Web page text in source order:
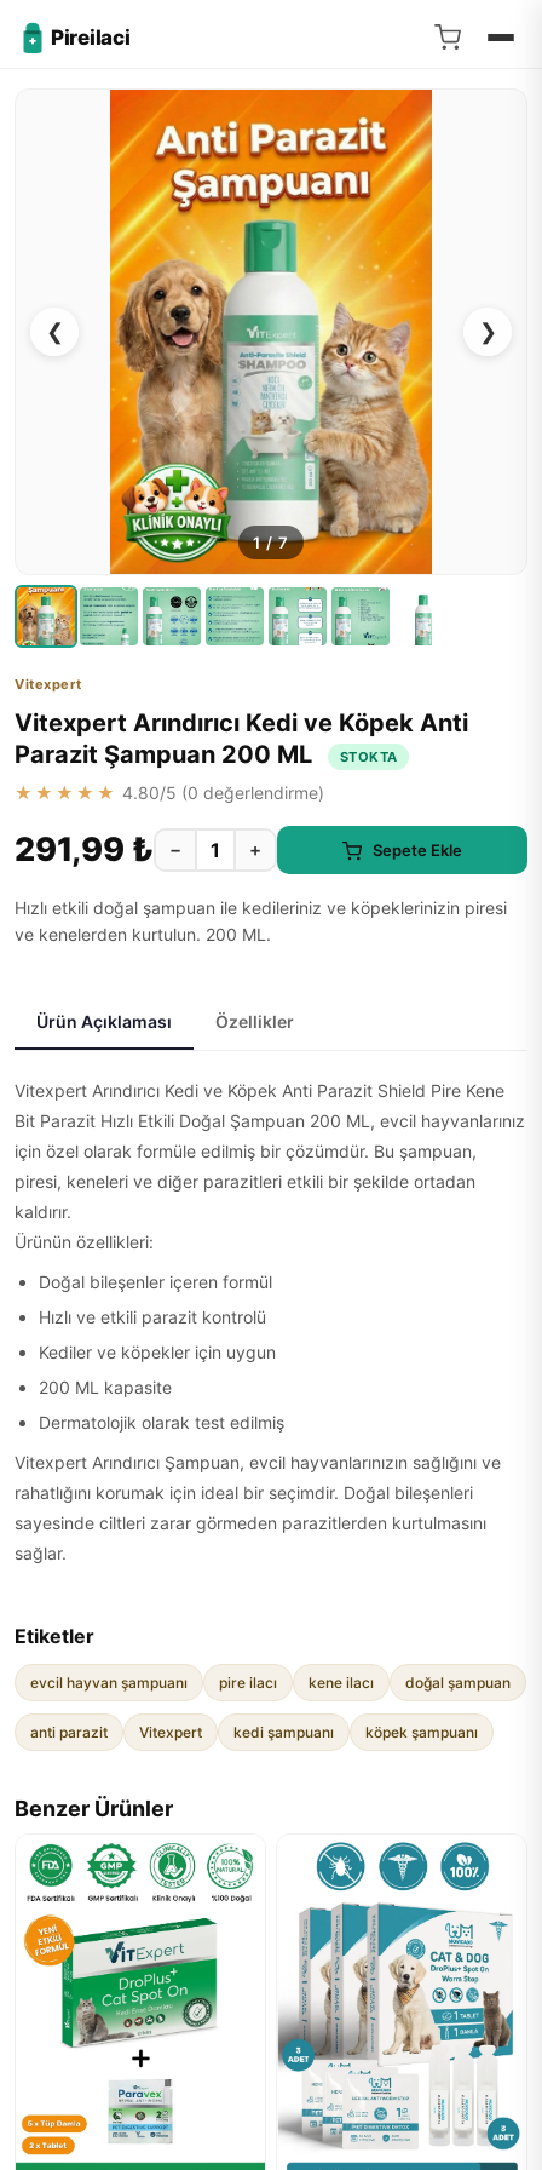
Pireilaci
❮ ❯
1/7
Vitexpert
Vitexpert Arındırıcı Kedi ve Köpek Anti
Parazit Şampuan 200 ML
STOKTA
★★★★★ 4.80/5 (0 değerlendirme)
291,99 ₺ − + Sepete Ekle
Hızlı etkili doğal şampuan ile kedileriniz ve köpeklerinizin piresi
ve kenelerden kurtulun. 200 ML.
Ürün Açıklaması Özellikler
Vitexpert Arındırıcı Kedi ve Köpek Anti Parazit Shield Pire Kene
Bit Parazit Hızlı Etkili Doğal Şampuan 200 ML, evcil hayvanlarınız
için özel olarak formüle edilmiş bir çözümdür. Bu şampuan,
piresi, keneleri ve diğer parazitleri etkili bir şekilde ortadan
kaldırır.
Ürünün özellikleri:
Doğal bileşenler içeren formül
Hızlı ve etkili parazit kontrolü
Kediler ve köpekler için uygun
200 ML kapasite
Dermatolojik olarak test edilmiş
Vitexpert Arındırıcı Şampuan, evcil hayvanlarınızın sağlığını ve
rahatlığını korumak için ideal bir seçimdir. Doğal bileşenleri
sayesinde ciltleri zarar görmeden parazitlerden kurtulmasını
sağlar.
Etiketler
evcil hayvan şampuanı pire ilacı kene ilacı doğal şampuan
anti parazit Vitexpert kedi şampuanı köpek şampuanı
Benzer Ürünler